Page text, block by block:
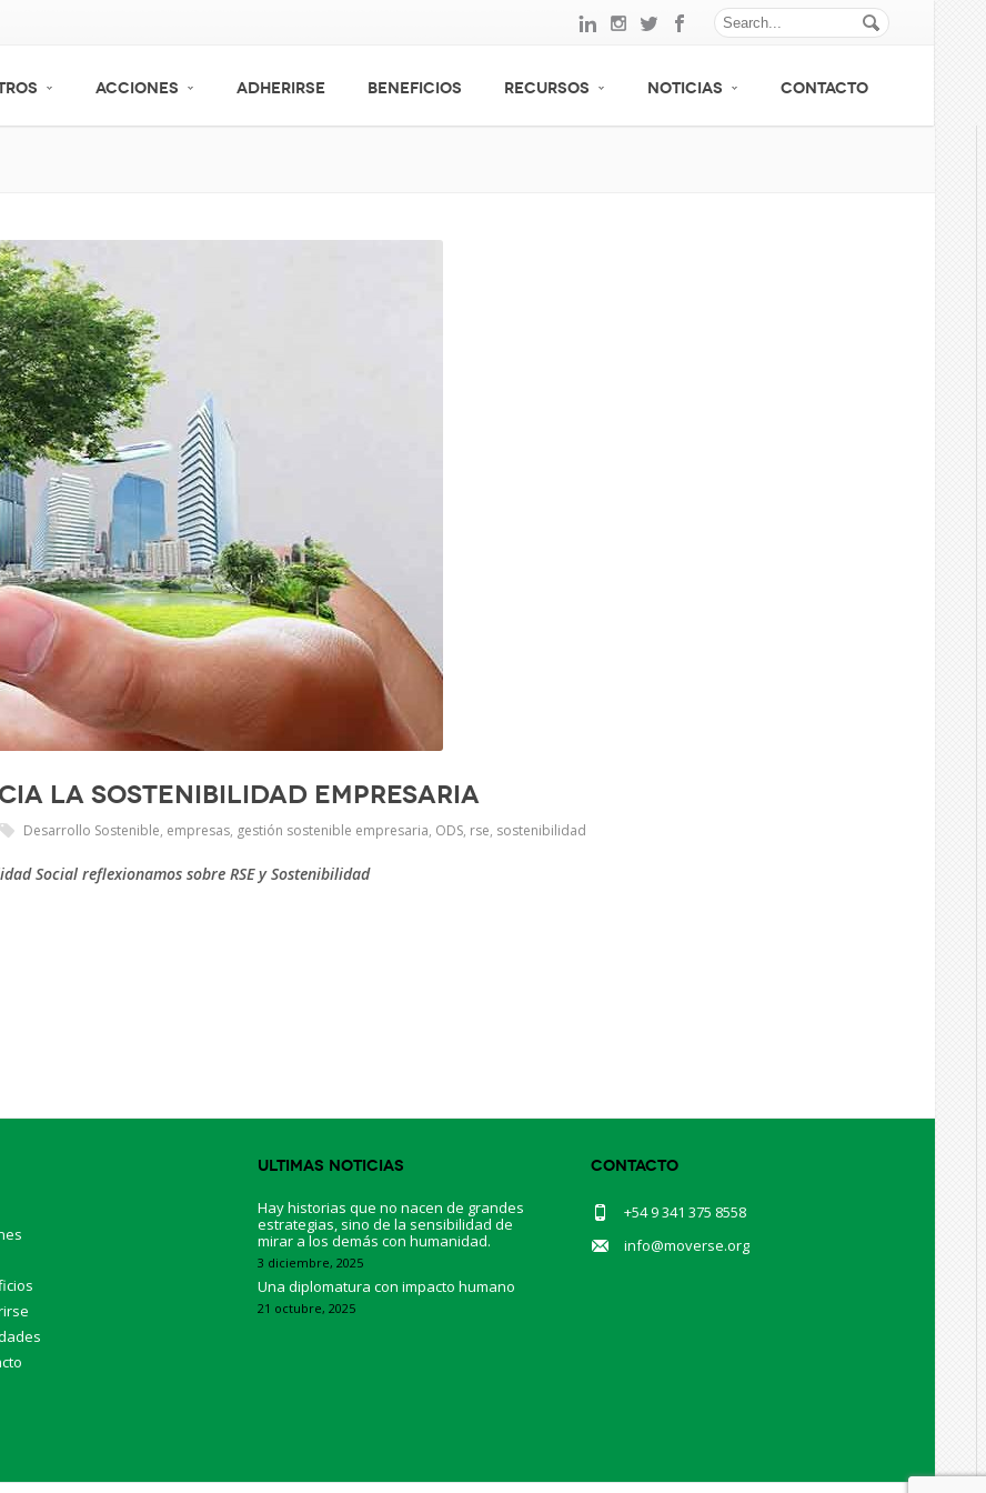
ACCIONES ADHERIRSE BENEFICIOS RECURSOS NOTICIAS CONTACTO
la sostenibilidad empresaria
Desarrollo Sostenible, empresas, gestión sostenible empresaria, ODS, rse, sostenibilidad
Social reflexionamos sobre RSE y Sostenibilidad
Ultimas Noticias
Hay historias que no nacen de grandes
estrategias, sino de la sensibilidad de
mirar a los demás con humanidad.
3 diciembre, 2025
Una diplomatura con impacto humano
21 octubre, 2025
Contacto
+54 9 341 375 8558
info@moverse.org